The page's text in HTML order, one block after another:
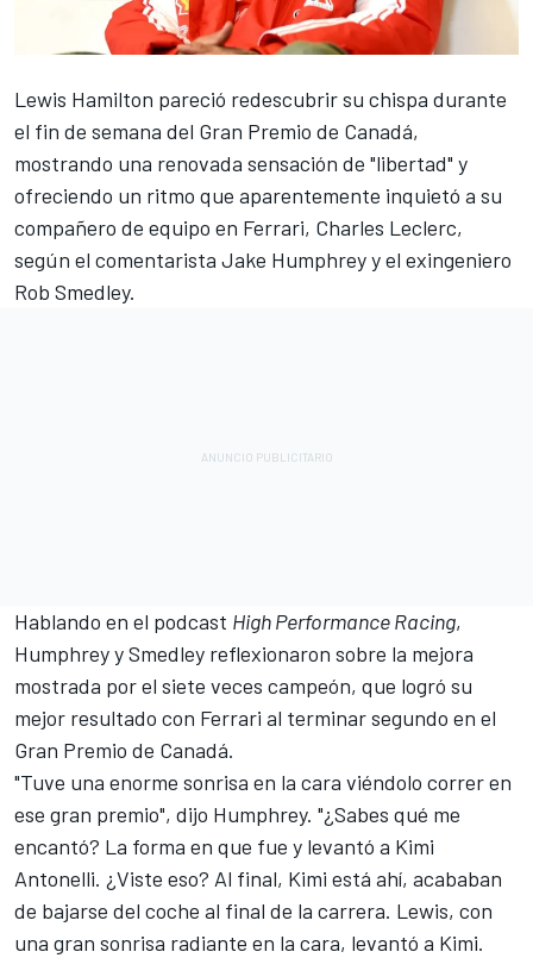
Lewis Hamilton pareció redescubrir su chispa durante
el fin de semana del Gran Premio de Canadá,
mostrando una renovada sensación de "libertad" y
ofreciendo un ritmo que aparentemente inquietó a su
compañero de equipo en Ferrari, Charles Leclerc,
según el comentarista Jake Humphrey y el exingeniero
Rob Smedley.
Hablando en el podcast High Performance Racing,
Humphrey y Smedley reflexionaron sobre la mejora
mostrada por el siete veces campeón, que logró su
mejor resultado con Ferrari al terminar segundo en el
Gran Premio de Canadá.
"Tuve una enorme sonrisa en la cara viéndolo correr en
ese gran premio", dijo Humphrey. "¿Sabes qué me
encantó? La forma en que fue y levantó a Kimi
Antonelli. ¿Viste eso? Al final, Kimi está ahí, acababan
de bajarse del coche al final de la carrera. Lewis, con
una gran sonrisa radiante en la cara, levantó a Kimi.